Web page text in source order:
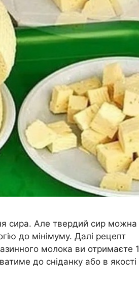
сира. Але твердий сир можна
до мінімуму. Далі рецепт
молока ви отримаєте 1
до сніданку або в якості